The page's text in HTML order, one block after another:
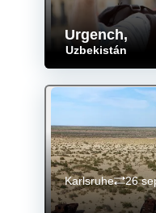
Urgench,
Uzbekistán
Karlsruhe 26